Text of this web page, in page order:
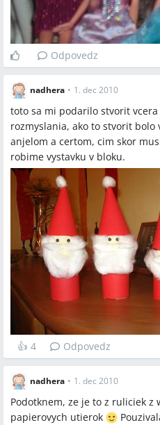
Odpovedz
nadhera • 1. dec 2010
toto sa mi podarilo stvorit
rozmyslania, ako to stvorit bolo
anjelom a certom, cim skor
robime vystavku v bloku.
👍 4 Odpovedz
nadhera • 1. dec 2010
Podotknem, ze je to z ruliciek z
papierovych utierok